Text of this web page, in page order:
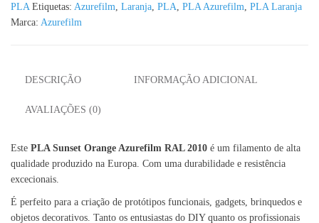
PLA Etiquetas: Azurefilm Laranja PLA PLA Azurefilm PLA Laranja
Marca: Azurefilm
DESCRIÇÃO INFORMAÇÃO ADICIONAL
AVALIAÇÕES (0)
Este PLA Sunset Orange Azurefilm RAL 2010 é um filamento de alta
qualidade produzido na Europa. Com uma durabilidade e resistência
excecionais.
É perfeito para a criação de protótipos funcionais, gadgets, brinquedos e
objetos decorativos. Tanto os entusiastas do DIY quanto os profissionais